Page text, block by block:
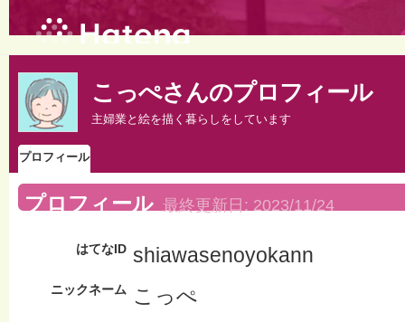
こっぺさんのプロフィール
主婦業と絵を描く暮らしをしています
プロフィール
プロフィール 最終更新日: 2023/11/24
はてなID shiawasenoyokann
ニックネーム こっぺ